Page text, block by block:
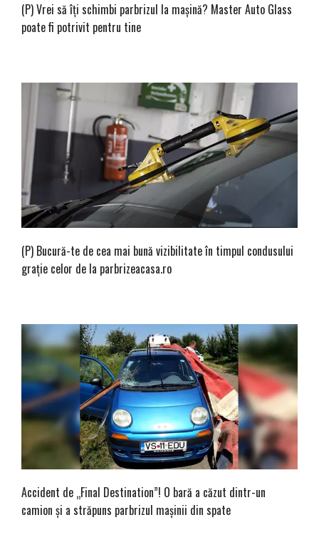
(P) Vrei să îți schimbi parbrizul la mașină? Master Auto Glass
poate fi potrivit pentru tine
(P) Bucură-te de cea mai bună vizibilitate în timpul condusului
grație celor de la parbrizeacasa.ro
Accident de „Final Destination”! O bară a căzut dintr-un
camion și a străpuns parbrizul mașinii din spate